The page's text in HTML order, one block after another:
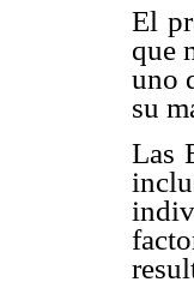
El
que
uno
su
Las